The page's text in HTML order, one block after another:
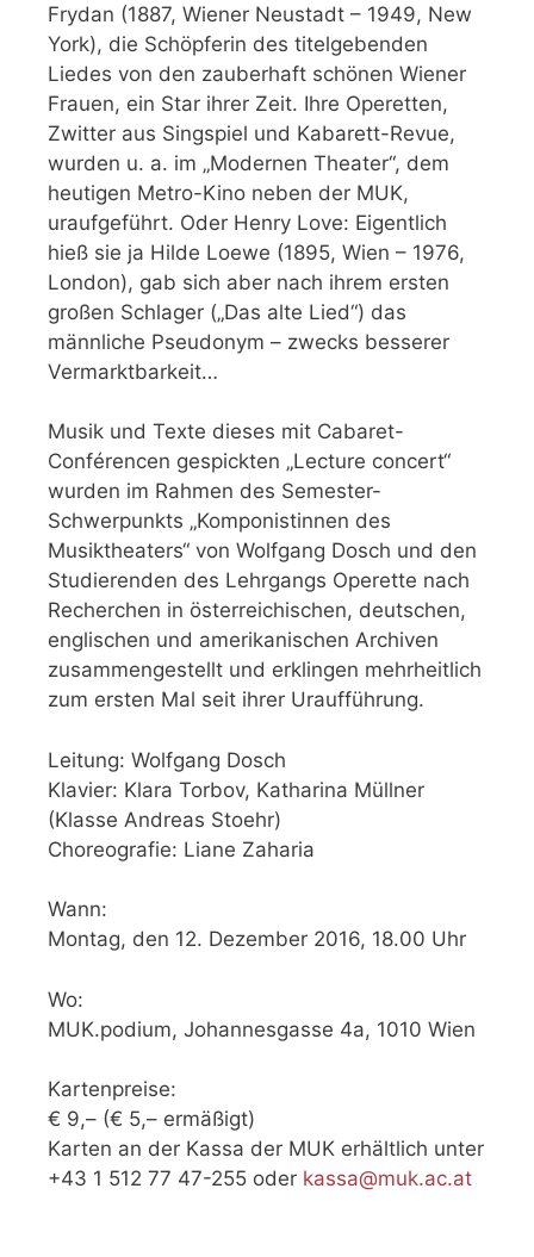
Frydan (1887, Wiener Neustadt – 1949, New
York), die Schöpferin des titelgebenden
Liedes von den zauberhaft schönen Wiener
Frauen, ein Star ihrer Zeit. Ihre Operetten,
Zwitter aus Singspiel und Kabarett-Revue,
wurden u. a. im „Modernen Theater“, dem
heutigen Metro-Kino neben der MUK,
uraufgeführt. Oder Henry Love: Eigentlich
hieß sie ja Hilde Loewe (1895, Wien – 1976,
London), gab sich aber nach ihrem ersten
großen Schlager („Das alte Lied“) das
männliche Pseudonym – zwecks besserer
Vermarktbarkeit…
Musik und Texte dieses mit Cabaret-
Conférencen gespickten „Lecture concert“
wurden im Rahmen des Semester-
Schwerpunkts „Komponistinnen des
Musiktheaters“ von Wolfgang Dosch und den
Studierenden des Lehrgangs Operette nach
Recherchen in österreichischen, deutschen,
englischen und amerikanischen Archiven
zusammengestellt und erklingen mehrheitlich
zum ersten Mal seit ihrer Uraufführung.
Leitung: Wolfgang Dosch
Klavier: Klara Torbov, Katharina Müllner
(Klasse Andreas Stoehr)
Choreografie: Liane Zaharia
Wann:
Montag, den 12. Dezember 2016, 18.00 Uhr
Wo:
MUK.podium, Johannesgasse 4a, 1010 Wien
Kartenpreise:
€ 9,– (€ 5,– ermäßigt)
Karten an der Kassa der MUK erhältlich unter
+43 1 512 77 47-255 oder kassa@muk.ac.at